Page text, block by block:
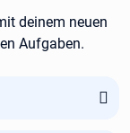
deinem neuen
Aufgaben.